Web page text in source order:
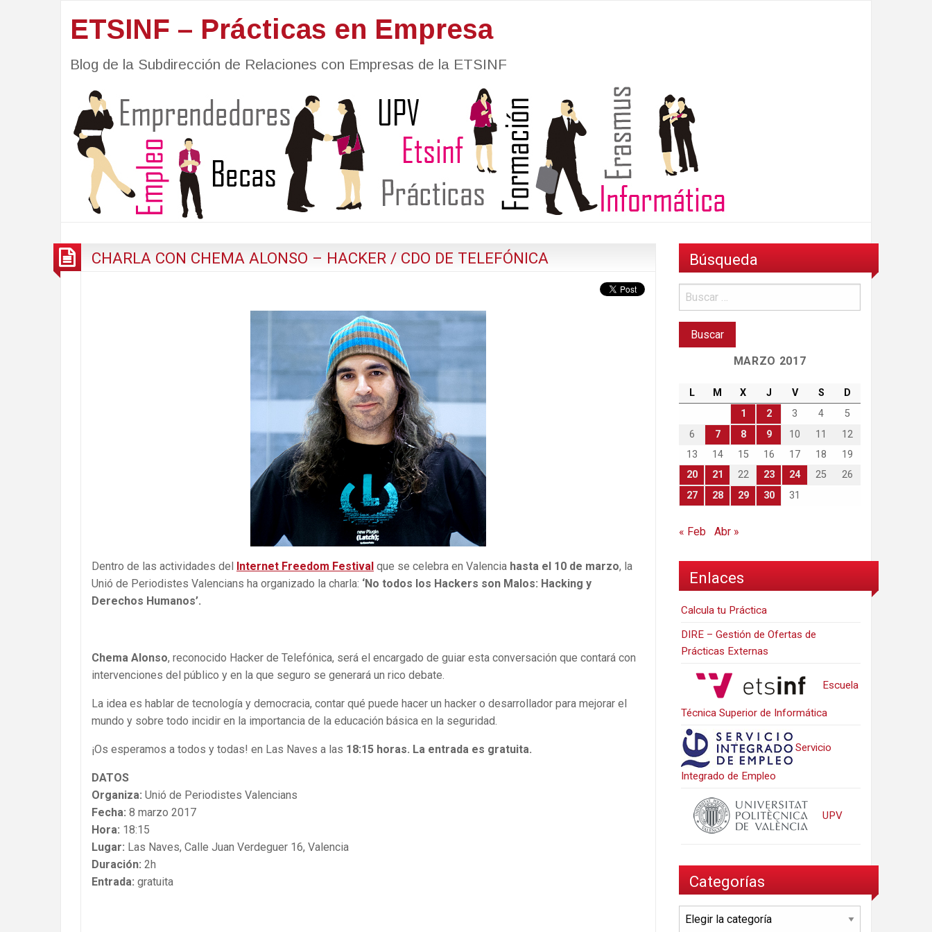
ETSINF – Prácticas en Empresa
Blog de la Subdirección de Relaciones con Empresas de la ETSINF
CHARLA CON CHEMA ALONSO – HACKER / CDO DE TELEFÓNICA
Dentro de las actividades del Internet Freedom Festival que se celebra en Valencia hasta el 10 de marzo, la
Unió de Periodistes Valencians ha organizado la charla: ‘No todos los Hackers son Malos: Hacking y
Derechos Humanos’.
Chema Alonso, reconocido Hacker de Telefónica, será el encargado de guiar esta conversación que contará con
intervenciones del público y en la que seguro se generará un rico debate.
La idea es hablar de tecnología y democracia, contar qué puede hacer un hacker o desarrollador para mejorar el
mundo y sobre todo incidir en la importancia de la educación básica en la seguridad.
¡Os esperamos a todos y todas! en Las Naves a las 18:15 horas. La entrada es gratuita.
DATOS
Organiza: Unió de Periodistes Valencians
Fecha: 8 marzo 2017
Hora: 18:15
Lugar: Las Naves, Calle Juan Verdeguer 16, Valencia
Duración: 2h
Entrada: gratuita
Búsqueda
MARZO 2017
L M X J V S
D
1
2 3 4
5
6
7 8 9 10 11
12
13
14 15 16 17 18
19
20
21 22 23 24 25
26
27
28 29 30 31
« Feb Abr »
Enlaces
Calcula tu Práctica
DIRE – Gestión de Ofertas de
Prácticas Externas
Escuela
Técnica Superior de Informática
Servicio
Integrado de Empleo
UPV
Categorías
Categorías